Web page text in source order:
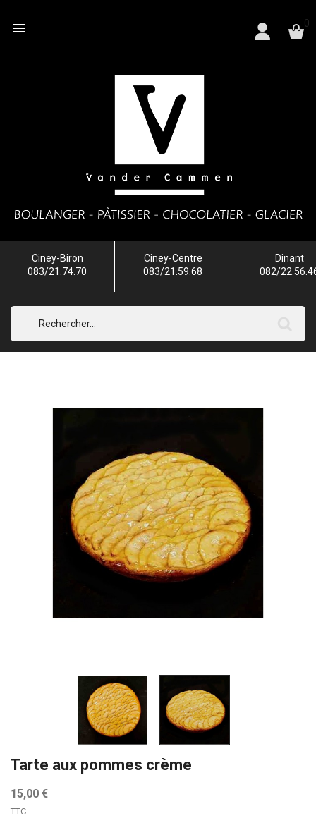
 0
Ciney-Biron
083/21.74.70
Ciney-Centre
083/21.59.68
Dinant
082/
Tarte aux pommes crème
15,00 €
TTC